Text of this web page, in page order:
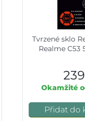
Tvrzené sklo
Realme C53
Okamžité
Přidat do